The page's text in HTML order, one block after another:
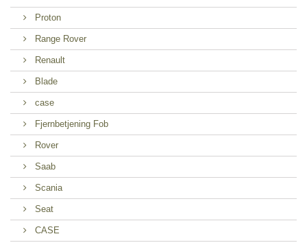
Proton
Range Rover
Renault
Blade
case
Fjernbetjening Fob
Rover
Saab
Scania
Seat
CASE